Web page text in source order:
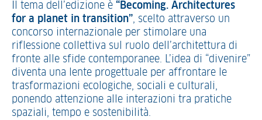
Il tema dell’edizione è “Becoming. Architectures
for a planet in transition”, scelto attraverso un
concorso internazionale per stimolare una
riflessione collettiva sul ruolo dell’architettura di
fronte alle sfide contemporanee. L’idea di “divenire”
diventa una lente progettuale per affrontare le
trasformazioni ecologiche, sociali e culturali,
ponendo attenzione alle interazioni tra pratiche
spaziali, tempo e sostenibilità.